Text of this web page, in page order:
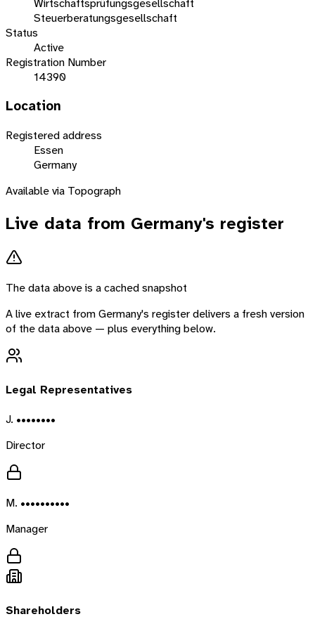
Wirtschaftsprüfungsgesellschaft
Steuerberatungsgesellschaft
Status
Active
Registration Number
14390
Location
Registered address
Essen
Germany
Available via Topograph
Live data from Germany's register
The data above is a cached snapshot
A live extract fromGermany's register delivers a fresh version
of the data above — plus everything below.
Legal Representatives
J. ••••••••
Director
M. ••••••••••
Manager
Shareholders